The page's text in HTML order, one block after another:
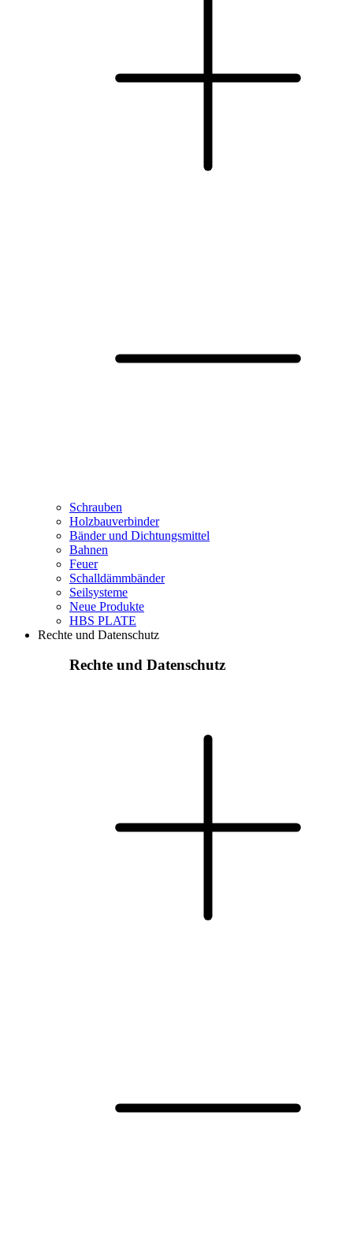
Schrauben
Holzbauverbinder
Bänder und Dichtungsmittel
Bahnen
Feuer
Schalldämmbänder
Seilsysteme
Neue Produkte
HBS PLATE
Rechte und Datenschutz
Rechte und Datenschutz